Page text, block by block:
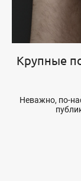
Крупные
Неважно, по-